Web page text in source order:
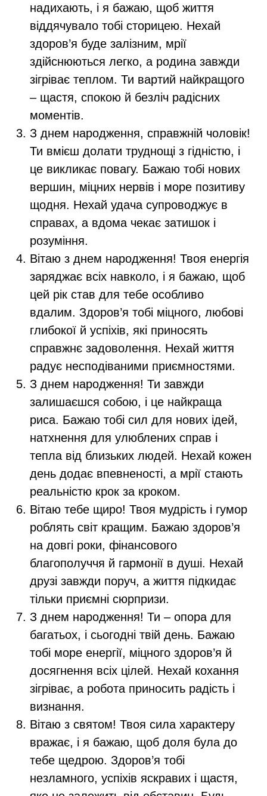
надихають, і я бажаю, щоб життя
віддячувало тобі сторицею. Нехай
здоров’я буде залізним, мрії
здійснюються легко, а родина завжди
зігріває теплом. Ти вартий найкращого
– щастя, спокою й безліч радісних
моментів.
З днем народження, справжній чоловік!
Ти вмієш долати труднощі з гідністю, і
це викликає повагу. Бажаю тобі нових
вершин, міцних нервів і море позитиву
щодня. Нехай удача супроводжує в
справах, а вдома чекає затишок і
розуміння.
Вітаю з днем народження! Твоя енергія
заряджає всіх навколо, і я бажаю, щоб
цей рік став для тебе особливо
вдалим. Здоров’я тобі міцного, любові
глибокої й успіхів, які приносять
справжнє задоволення. Нехай життя
радує несподіваними приємностями.
З днем народження! Ти завжди
залишаєшся собою, і це найкраща
риса. Бажаю тобі сил для нових ідей,
натхнення для улюблених справ і
тепла від близьких людей. Нехай кожен
день додає впевненості, а мрії стають
реальністю крок за кроком.
Вітаю тебе щиро! Твоя мудрість і гумор
роблять світ кращим. Бажаю здоров’я
на довгі роки, фінансового
благополуччя й гармонії в душі. Нехай
друзі завжди поруч, а життя підкидає
тільки приємні сюрпризи.
З днем народження! Ти – опора для
багатьох, і сьогодні твій день. Бажаю
тобі море енергії, міцного здоров’я й
досягнення всіх цілей. Нехай кохання
зігріває, а робота приносить радість і
визнання.
Вітаю з святом! Твоя сила характеру
вражає, і я бажаю, щоб доля була до
тебе щедрою. Здоров’я тобі
незламного, успіхів яскравих і щастя,